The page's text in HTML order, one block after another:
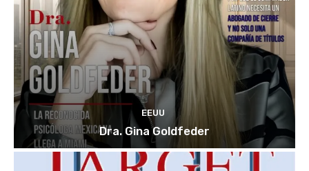
EEUU
Dra. Gina Goldfeder